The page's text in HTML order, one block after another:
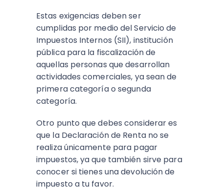
Estas exigencias deben ser
cumplidas por medio del Servicio de
Impuestos Internos (SII), institución
pública para la fiscalización de
aquellas personas que desarrollan
actividades comerciales, ya sean de
primera categoría o segunda
categoría.
Otro punto que debes considerar es
que la Declaración de Renta no se
realiza únicamente para pagar
impuestos, ya que también sirve para
conocer si tienes una devolución de
impuesto a tu favor.